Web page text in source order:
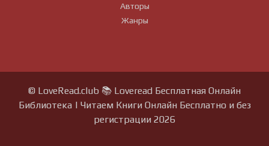
Авторы
Жанры
© LoveRead.club 📚 Loveread Бесплатная Онлайн
Библиотека | Читаем Книги Онлайн Бесплатно и без
регистрации 2026